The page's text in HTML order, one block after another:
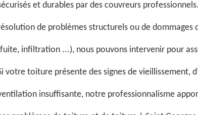
et durables par des couvreurs
de problèmes structurels ou de dommages
infiltration ...), nous pouvons intervenir pour
votre toiture présente des signes de vieillissement,
insuffisante, notre professionnalisme